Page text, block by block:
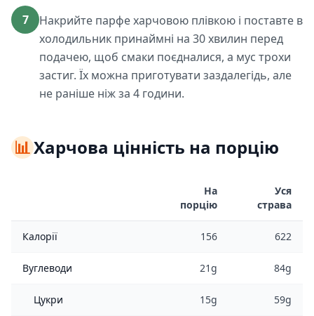
7
Накрийте парфе харчовою плівкою і поставте в
холодильник принаймні на 30 хвилин перед
подачею, щоб смаки поєдналися, а мус трохи
застиг. Їх можна приготувати заздалегідь, але
не раніше ніж за 4 години.
📊Харчова цінність на порцію
На
порцію
Уся
страва
Калорії 156 622
Вуглеводи 21g 84g
Цукри 15g 59g